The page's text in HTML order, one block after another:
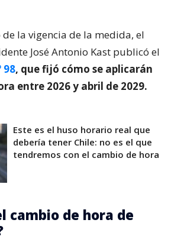
la vigencia de la medida, el
José Antonio Kast publicó el
98, que fijó cómo se aplicarán
entre 2026 y abril de 2029.
Este es el huso horario real que
debería tener Chile: no es el que
tendremos con el cambio de hora
cambio de hora de